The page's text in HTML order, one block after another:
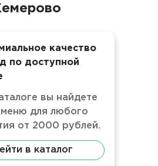
качество
по доступной
вы найдете
для любого
от 2000 рублей.
в каталог